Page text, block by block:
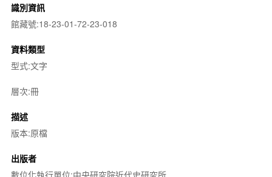
識別資訊
館藏號:18-23-01-72-23-018
資料類型
型式:文字
層次:冊
描述
版本:原檔
出版者
數位化執行單位:中央研究院近代史研究所